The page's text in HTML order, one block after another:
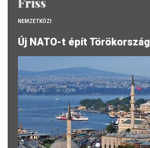
NEMZETKÖZI
Új NATO-t épít Törökország